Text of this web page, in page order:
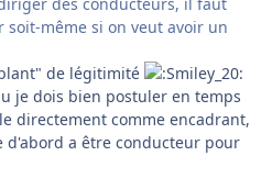
des conducteurs, il faut
même si on veut avoir un
de légitimité
je dois bien postuler en temps
directement comme encadrant,
d'abord a être conducteur pour